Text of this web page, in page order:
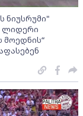
ნიუსრუმი"
ლიდერი
მოედნის“